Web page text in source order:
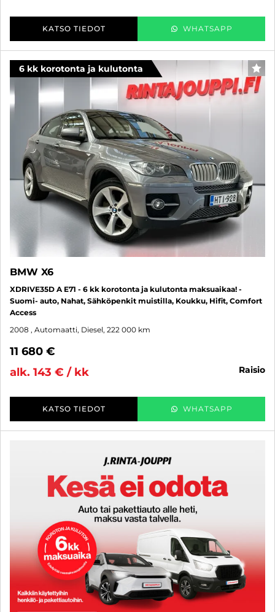
KATSO TIEDOT WHATSAPP
6 kk korotonta ja kulutonta
BMW X6
XDRIVE35D A E71 - 6 kk korotonta ja kulutonta maksuaikaa! -
Suomi- auto, Nahat, Sähköpenkit muistilla, Koukku, Hifit, Comfort
Access
2008 , Automaatti, Diesel, 222 000 km
11 680 €
alk. 143 € / kk
raisio
KATSO TIEDOT WHATSAPP